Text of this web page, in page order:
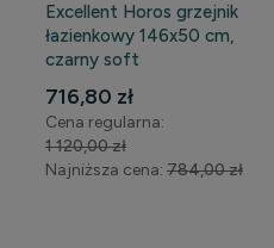
Excellent Horos grzejnik
łazienkowy 146x50 cm,
czarny soft
WYPRZEDAŻ
716,80 zł
Cena regularna:
1 120,00 zł
Najniższa cena: 784,00 zł